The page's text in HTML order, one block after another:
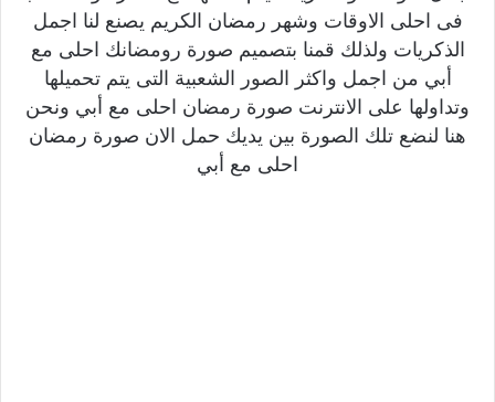
فى احلى الاوقات وشهر رمضان الكريم يصنع لنا اجمل
الذكريات ولذلك قمنا بتصميم صورة رومضانك احلى مع
أبي من اجمل واكثر الصور الشعبية التى يتم تحميلها
وتداولها على الانترنت صورة رمضان احلى مع أبي ونحن
هنا لنضع تلك الصورة بين يديك حمل الان صورة رمضان
احلى مع أبي